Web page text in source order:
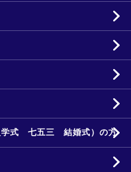
式 七五三 結婚式）の方